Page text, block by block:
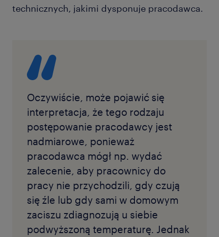
technicznych, jakimi dysponuje pracodawca.
Oczywiście, może pojawić się
interpretacja, że tego rodzaju
postępowanie pracodawcy jest
nadmiarowe, ponieważ
pracodawca mógł np. wydać
zalecenie, aby pracownicy do
pracy nie przychodzili, gdy czują
się źle lub gdy sami w domowym
zaciszu zdiagnozują u siebie
podwyższoną temperaturę. Jednak